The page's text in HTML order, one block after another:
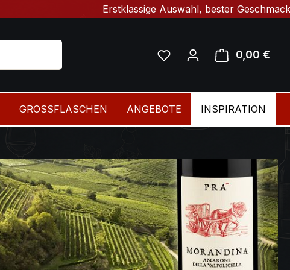
Erstklassige Auswahl, bester Geschmack &
Du hast 0 Produkte auf
0,00 €
GROSSFLASCHEN ANGEBOTE INSPIRATION